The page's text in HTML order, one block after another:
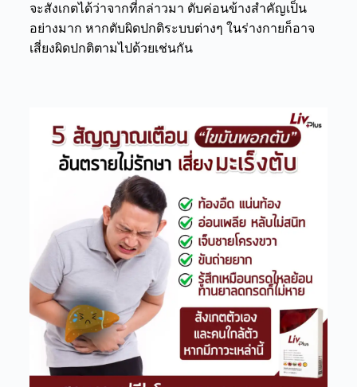
จะสังเกตได้ว่าจากที่กล่าวมา ตับค่อนข้างสำคัญเป็น
อย่างมาก หากตับผิดปกติระบบต่างๆ ในร่างกายก็อาจ
เสี่ยงผิดปกติตามไปด้วยเช่นกัน